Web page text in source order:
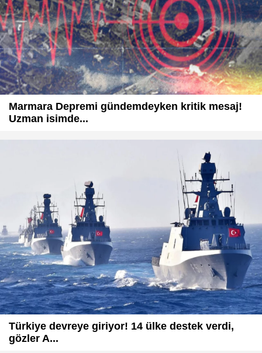
Marmara Depremi gündemdeyken kritik mesaj!
Uzman isimde...
Türkiye devreye giriyor! 14 ülke destek verdi,
gözler A...